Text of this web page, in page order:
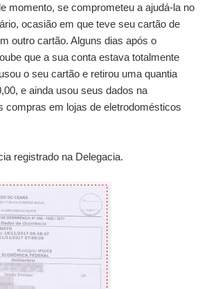
momento, se comprometeu a ajudá-la no
ocasião em que teve seu cartão de
outro cartão. Alguns dias após o
que a sua conta estava totalmente
o seu cartão e retirou uma quantia
e ainda usou seus dados na
compras em lojas de eletrodomésticos
registrado na Delegacia.